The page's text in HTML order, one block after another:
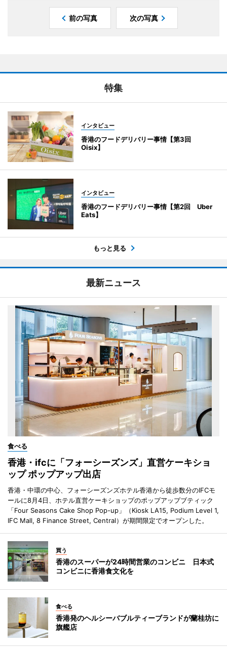
前の写真 次の写真
特集
インタビュー
香港のフードデリバリー事情【第3回
Oisix】
インタビュー
香港のフードデリバリー事情【第2回 Uber
Eats】
もっと見る
最新ニュース
食べる
香港・ifcに「フォーシーズンズ」直営ケーキショ
ップ ポップアップ出店
香港・中環の中心、フォーシーズンズホテル香港から徒歩数分のIFCモ
ールに8月4日、ホテル直営ケーキショップのポップアップブティック
「Four Seasons Cake Shop Pop-up」（Kiosk LA15, Podium Level 1,
IFC Mall, 8 Finance Street, Central）が期間限定でオープンした。
買う
香港のスーパーが24時間営業のコンビニ 日本式
コンビニに香港食文化を
食べる
香港発のヘルシーバブルティーブランドが蘭桂坊に
旗艦店